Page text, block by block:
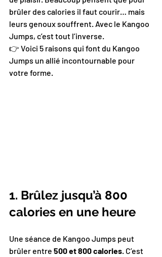
brûler des calories il faut courir… mais
leurs genoux souffrent. Avec le Kangoo
Jumps, c’est tout l’inverse.
👉 Voici 5 raisons qui font du Kangoo
Jumps un allié incontournable pour
votre forme.
1. Brûlez jusqu’à 800
calories en une heure
Une séance de Kangoo Jumps peut
brûler entre 500 et 800 calories. C’est